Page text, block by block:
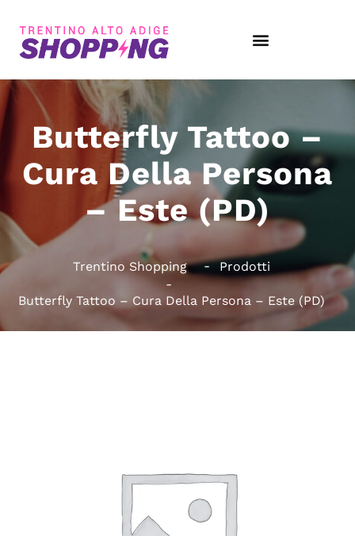
Butterfly Tattoo –
Cura Della Persona
– Este (PD)
Trentino Shopping Prodotti
Butterfly Tattoo – Cura Della Persona – Este (PD)